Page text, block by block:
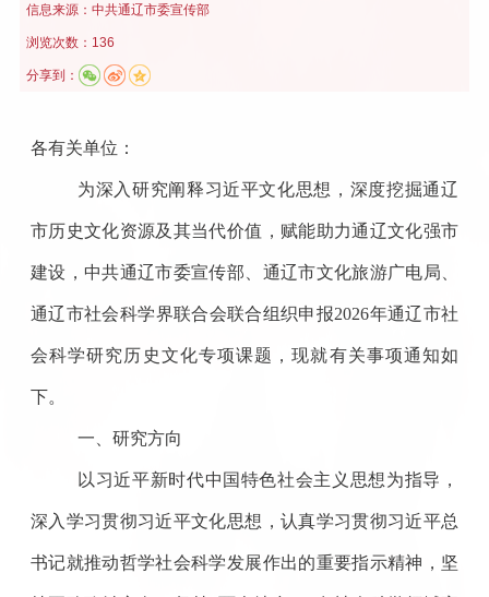
信息来源： 中共通辽市委宣传部
浏览次数：136
分享到：
各有关单位：
为深入研究阐释习近平文化思想， 深度挖掘通辽
市历史文化资源及其当代价值，赋能助力通辽文化强市
建设，中共通辽市委宣传部 通辽市文化旅游广电局
通辽市社会科学界联合会联合组织申报2026年通辽市社
会科学研究历史文化专项课题 ，现就有关事项通知如
下。
一、研究方向
以习近平新时代中国特色社会主义思想为指导，
深入学习贯彻习近平文化思想 ， 认真学习贯彻习近平总
书记就推动哲学社会科学发展作出的重要指示精神，坚